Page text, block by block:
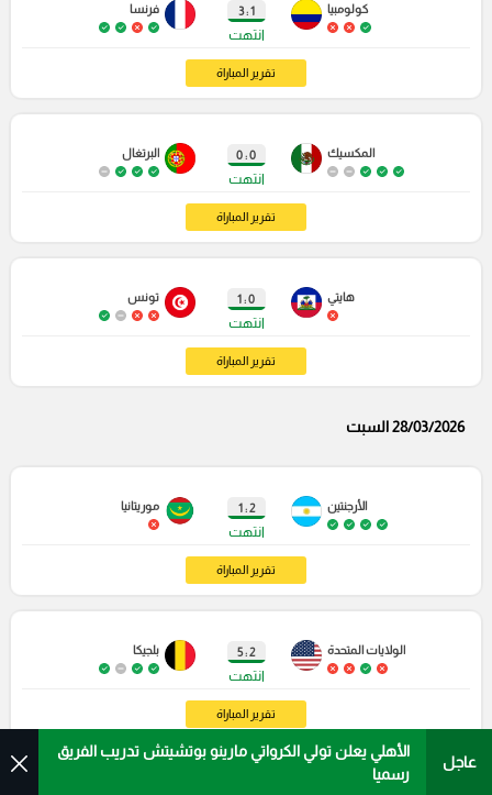
كولومبيا 1 : 3
انتهت
فرنسا
تقرير المباراة
المكسيك 0 : 0
انتهت
البرتغال
تقرير المباراة
هايتي 0 : 1
انتهت
تونس
تقرير المباراة
28/03/2026 السبت
الأرجنتين 2 : 1
انتهت
موريتانيا
تقرير المباراة
الولايات المتحدة 2 : 5
انتهت
بلجيكا
تقرير المباراة
عاجل
الأهلي يعلن تولي الكرواتي مارينو بوتشيتش تدريب الفريق
رسميا